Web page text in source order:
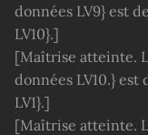
données LV9} est
LV10}.]
[Maîtrise atteinte.
données LV10.} est
LV1}.]
[Maîtrise atteinte.